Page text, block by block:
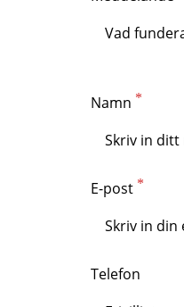
Namn
E-post
Telefon